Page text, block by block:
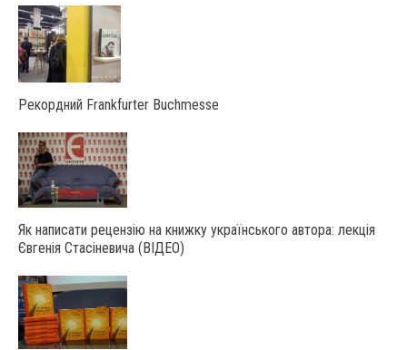
Рекордний Frankfurter Buchmesse
Як написати рецензію на книжку українського автора: лекція
Євгенія Стасіневича (ВІДЕО)